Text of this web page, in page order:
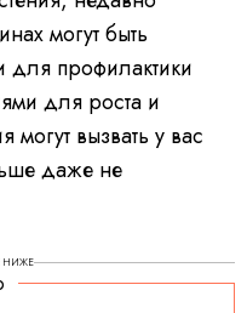
могут быть
для профилактики
для роста и
могут вызвать у вас
даже не
НИЖЕ